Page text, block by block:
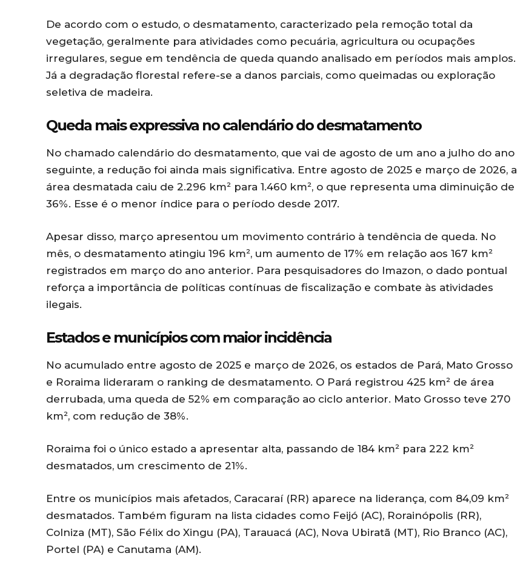
De acordo com o estudo, o desmatamento, caracterizado pela remoção total da
vegetação, geralmente para atividades como pecuária, agricultura ou ocupações
irregulares, segue em tendência de queda quando analisado em períodos mais amplos.
Já a degradação florestal refere-se a danos parciais, como queimadas ou exploração
seletiva de madeira.
Queda mais expressiva no calendário do desmatamento
No chamado calendário do desmatamento, que vai de agosto de um ano a julho do ano
seguinte, a redução foi ainda mais significativa. Entre agosto de 2025 e março de 2026, a
área desmatada caiu de 2.296 km² para 1.460 km², o que representa uma diminuição de
36%. Esse é o menor índice para o período desde 2017.
Apesar disso, março apresentou um movimento contrário à tendência de queda. No
mês, o desmatamento atingiu 196 km², um aumento de 17% em relação aos 167 km²
registrados em março do ano anterior. Para pesquisadores do Imazon, o dado pontual
reforça a importância de políticas contínuas de fiscalização e combate às atividades
ilegais.
Estados e municípios com maior incidência
No acumulado entre agosto de 2025 e março de 2026, os estados de Pará, Mato Grosso
e Roraima lideraram o ranking de desmatamento. O Pará registrou 425 km² de área
derrubada, uma queda de 52% em comparação ao ciclo anterior. Mato Grosso teve 270
km², com redução de 38%.
Roraima foi o único estado a apresentar alta, passando de 184 km² para 222 km²
desmatados, um crescimento de 21%.
Entre os municípios mais afetados, Caracaraí (RR) aparece na liderança, com 84,09 km²
desmatados. Também figuram na lista cidades como Feijó (AC), Rorainópolis (RR),
Colniza (MT), São Félix do Xingu (PA), Tarauacá (AC), Nova Ubiratã (MT), Rio Branco (AC),
Portel (PA) e Canutama (AM).